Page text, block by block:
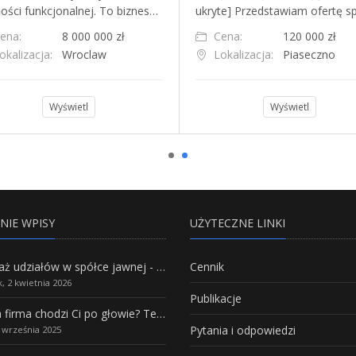
funkcjonalnej. To biznes…
8 000 000 zł
Wroclaw
Wyświetl
ukryte] Przedstawiam ofertę
Cena:
120 000 zł
Lokalizacja:
Piaseczno
Wyświetl
WPISY
Sprzedaż udziałów w spółce jawnej - Wszystko, co trzeba wiedzieć.
2 kwietnia 2026
Własna firma chodzi Ci po głowie? Te branże mają największy potencjał rozwoju
2025
UŻYTECZNE LINKI
Cennik
Publikacje
Pytania i odpowiedzi